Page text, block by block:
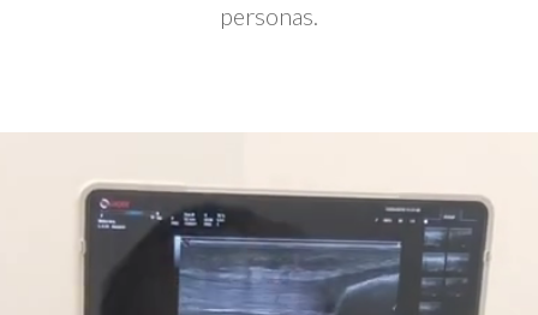
personas.